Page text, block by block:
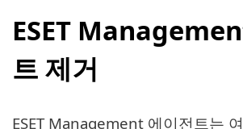
ESET
트 제거
ESET Management 에이전트는